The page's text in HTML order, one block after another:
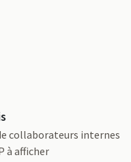
collaborateurs internes
à afficher